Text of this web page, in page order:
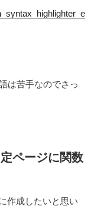
は苦手なのでさっ
ページに関数
作成したいと思い